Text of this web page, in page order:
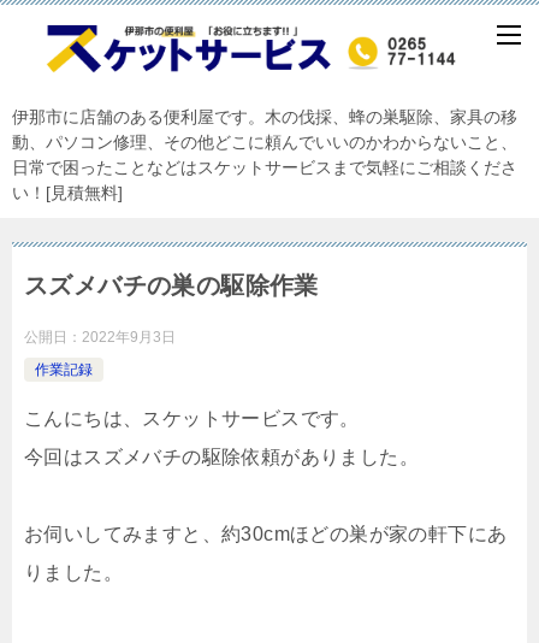
伊那市に店舗のある便利屋です。木の伐採、蜂の巣駆除、家具の移
動、パソコン修理、その他どこに頼んでいいのかわからないこと、
日常で困ったことなどはスケットサービスまで気軽にご相談くださ
い！[見積無料]
スズメバチの巣の駆除作業
公開日： 2022年9月3日
作業記録
こんにちは、スケットサービスです。
今回はスズメバチの駆除依頼がありました。
お伺いしてみますと、約30cmほどの巣が家の軒下にあ
りました。